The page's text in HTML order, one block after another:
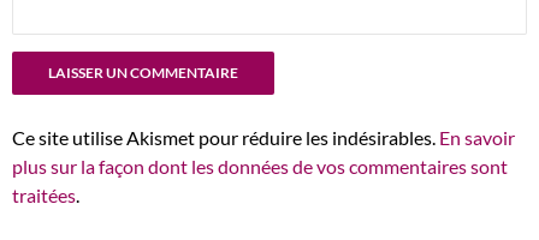
Ce site utilise Akismet pour réduire les indésirables. En savoir
plus sur la façon dont les données de vos commentaires sont
traitées